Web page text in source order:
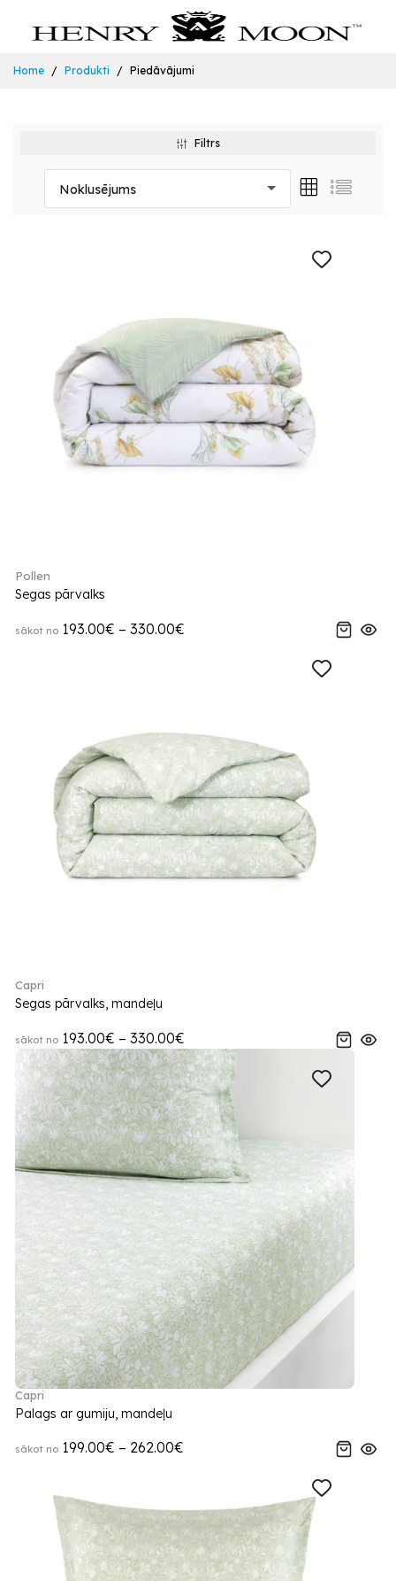
Home Produkti Piedāvājumi
Filtrs
Pollen
Segas pārvalks
sākot no 193.00€ – 330.00€
Capri
Segas pārvalks, mandeļu
sākot no 193.00€ – 330.00€
Capri
Palags ar gumiju, mandeļu
sākot no 199.00€ – 262.00€